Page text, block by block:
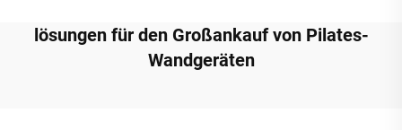
lösungen für den Großankauf von Pilates-
Wandgeräten